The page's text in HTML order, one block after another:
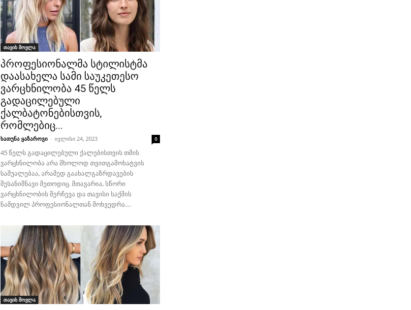
თავის მოვლა
პროფესიონალმა სტილისტმა
დაასახელა სამი საუკეთესო
ვარცხნილობა 45 წელს
გადაცილებული
ქალბატონებისთვის,
რომლებიც...
ხათუნა ყაზაროვი - ივლისი 24, 2023 0
45 წელს გადაცილებული ქალებისთვის თმის
ვარცხნილობა არა მხოლოდ თვითგამოხატვის
საშუალებაა, არამედ გაახალგაზრდავების
შესანიშნავი მეთოდიც. მთავარია, სწორი
ვარცხნილობის შერჩევა და თავისი საქმის
ნამდვილ პროფესიონალთან მოხვედრა....
თავის მოვლა